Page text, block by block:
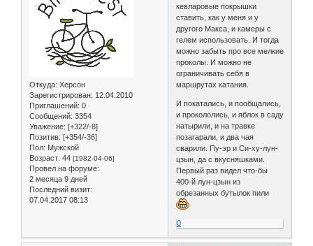
Откуда: Херсон
Зарегистрирован: 12.04.2010
Приглашений: 0
Сообщений: 3354
Уважение: [+322/-8]
Позитив: [+354/-36]
Пол: Мужской
Возраст: 44 [1982-04-06]
Провел на форуме:
2 месяца 9 дней
Последний визит:
07.04.2017 08:13
кевларовые покрышки
ставить, как у меня и у
другого Макса, и камеры с
гелем использовать. И тогда
можно забыть про все мелкие
проколы. И можно не
ограничивать себя в
маршрутах катания.
И покатались, и пообщались,
и прокололись, и яблок в саду
натырили, и на травке
позагарали, и два чая
сварили. Пу-эр и Си-ху-лун-
цзын, да с вкусняшками.
Первый раз видел что-бы
400-й лун-цзын из
обрезанных бутылок пили
0